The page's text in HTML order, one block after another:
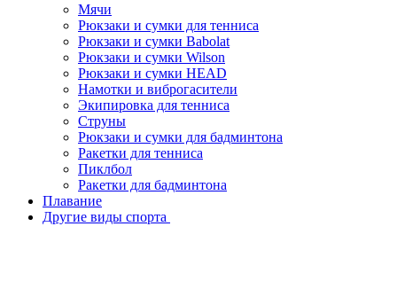
Мячи
Рюкзаки и сумки для тенниса
Рюкзаки и сумки Babolat
Рюкзаки и сумки Wilson
Рюкзаки и сумки HEAD
Намотки и виброгасители
Экипировка для тенниса
Струны
Рюкзаки и сумки для бадминтона
Ракетки для тенниса
Пиклбол
Ракетки для бадминтона
Плавание
Другие виды спорта